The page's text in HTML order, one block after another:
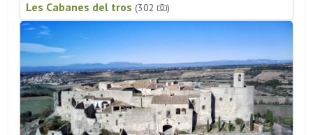
Les Cabanes del tros (302 )